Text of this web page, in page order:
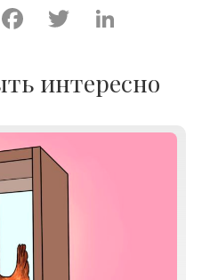
Facebook
Twitter
интересно